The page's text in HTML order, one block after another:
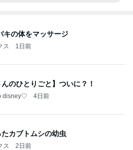
キの体をマッサージ
ス 1日前
んのひとりごと】ついに？！
disney♡ 4日前
たカブトムシの幼虫
ス 2日前